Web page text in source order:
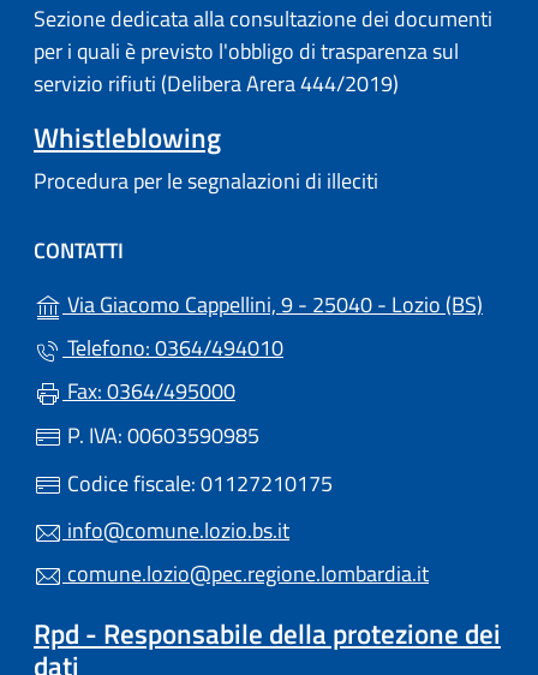
Sezione dedicata alla consultazione dei documenti
per i quali è previsto l'obbligo di trasparenza sul
servizio rifiuti (Delibera Arera 444/2019)
Whistleblowing
Procedura per le segnalazioni di illeciti
CONTATTI
Via Giacomo Cappellini, 9 - 25040 - Lozio (BS)
Telefono: 0364/494010
Fax: 0364/495000
P. IVA: 00603590985
Codice fiscale: 01127210175
info@comune.lozio.bs.it
comune.lozio@pec.regione.lombardia.it
Rpd - Responsabile della protezione dei
dati